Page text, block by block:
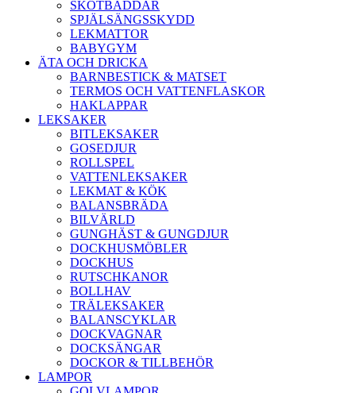
SKÖTBÄDDAR
SPJÄLSÄNGSSKYDD
LEKMATTOR
BABYGYM
ÄTA OCH DRICKA
BARNBESTICK & MATSET
TERMOS OCH VATTENFLASKOR
HAKLAPPAR
LEKSAKER
BITLEKSAKER
GOSEDJUR
ROLLSPEL
VATTENLEKSAKER
LEKMAT & KÖK
BALANSBRÄDA
BILVÄRLD
GUNGHÄST & GUNGDJUR
DOCKHUSMÖBLER
DOCKHUS
RUTSCHKANOR
BOLLHAV
TRÄLEKSAKER
BALANSCYKLAR
DOCKVAGNAR
DOCKSÄNGAR
DOCKOR & TILLBEHÖR
LAMPOR